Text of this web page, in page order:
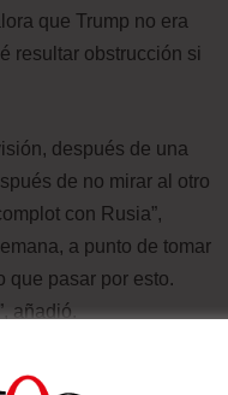
que Trump no era
resultar obstrucción si
después de una
de no mirar al otro
con Rusia”,
a punto de tomar
que pasar por esto.
añadió.
De la indagación del